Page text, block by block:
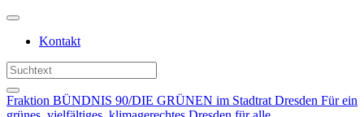
Weiter
Inhalt
Kontakt
Fraktion BÜNDNIS 90/DIE GRÜNEN im Stadtrat Dresden Für ein